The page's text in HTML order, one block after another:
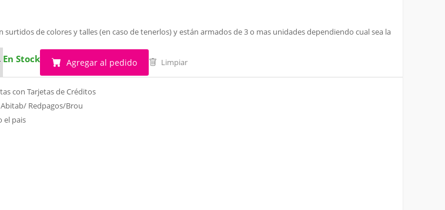
surtidos de colores y talles (en caso de tenerlos) y están armados de 3 o mas unidades dependiendo cual sea la
En Stock Agregar al pedido Limpiar
con Tarjetas de Créditos
Redpagos/Brou
el pais